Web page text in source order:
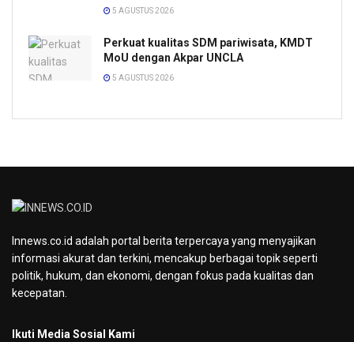
5 AGUSTUS 2026
Perkuat kualitas SDM pariwisata, KMDT
MoU dengan Akpar UNCLA
5 AGUSTUS 2026
Innews.co.id adalah portal berita terpercaya yang menyajikan
informasi akurat dan terkini, mencakup berbagai topik seperti
politik, hukum, dan ekonomi, dengan fokus pada kualitas dan
kecepatan.
Ikuti Media Sosial Kami